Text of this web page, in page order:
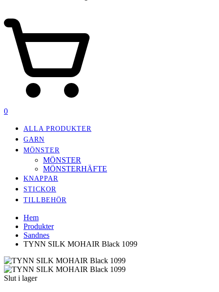
0
ALLA PRODUKTER
GARN
MÖNSTER
MÖNSTER
MÖNSTERHÄFTE
KNAPPAR
STICKOR
TILLBEHÖR
Hem
Produkter
Sandnes
TYNN SILK MOHAIR Black 1099
Slut i lager